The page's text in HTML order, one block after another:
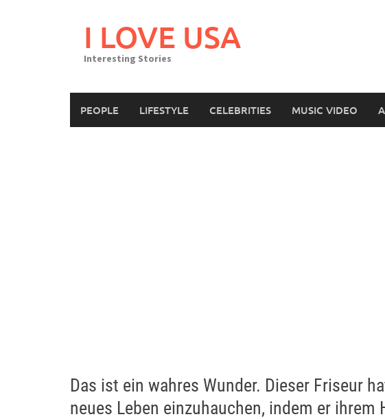
I LOVE USA
Interesting Stories
PEOPLE LIFESTYLE CELEBRITIES MUSIC VIDEO
Das ist ein wahres Wunder. Dieser Friseur
neues Leben einzuhauchen, indem er ihrem